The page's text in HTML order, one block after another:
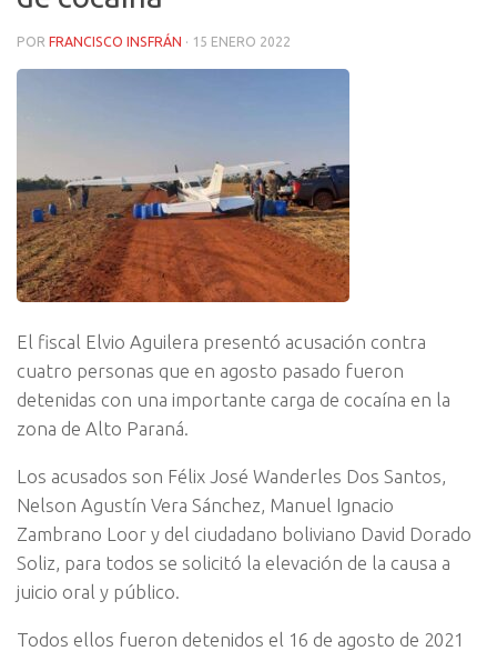
POR FRANCISCO INSFRÁN · 15 ENERO 2022
El fiscal Elvio Aguilera presentó acusación contra
cuatro personas que en agosto pasado fueron
detenidas con una importante carga de cocaína en la
zona de Alto Paraná.
Los acusados son Félix José Wanderles Dos Santos,
Nelson Agustín Vera Sánchez, Manuel Ignacio
Zambrano Loor y del ciudadano boliviano David Dorado
Soliz, para todos se solicitó la elevación de la causa a
juicio oral y público.
Todos ellos fueron detenidos el 16 de agosto de 2021